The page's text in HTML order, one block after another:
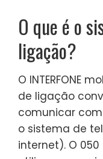
O que é o
ligação?
O INTERFONE
de ligação
comunicar
o sistema de
internet). O